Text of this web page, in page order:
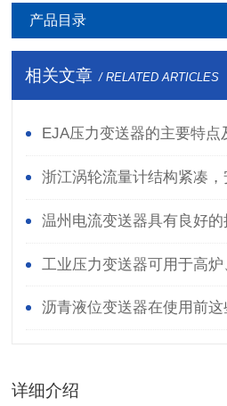
产品目录
相关文章 / RELATED ARTICLES
EJA压力变送器的主要特点
浙江涡轮流量计结构紧凑
温州电流变送器具有良好
静电能力
工业压力变送器可用于高
系统沥青液位变送器在使用前
详细介绍